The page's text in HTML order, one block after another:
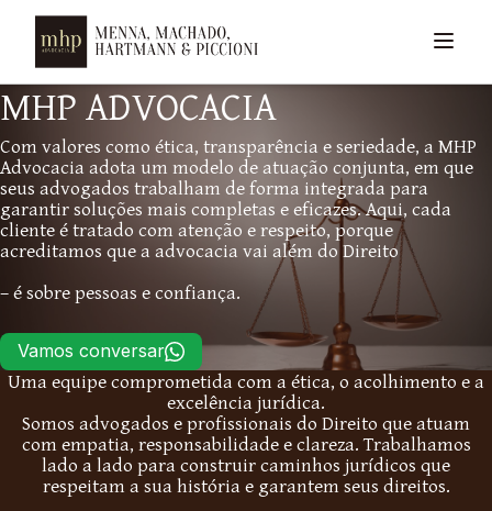
MHP ADVOCACIA
Com valores como ética, transparência e seriedade, a MHP
Advocacia adota um modelo de atuação conjunta, em que
seus advogados trabalham de forma integrada para
garantir soluções mais completas e eficazes. Aqui, cada
cliente é tratado com atenção e respeito, porque
acreditamos que a advocacia vai além do Direito
– é sobre pessoas e confiança.
Vamos conversar
Uma equipe comprometida com a ética, o acolhimento e a
excelência jurídica.
Somos advogados e profissionais do Direito que atuam
com empatia, responsabilidade e clareza. Trabalhamos
lado a lado para construir caminhos jurídicos que
respeitam a sua história e garantem seus direitos.